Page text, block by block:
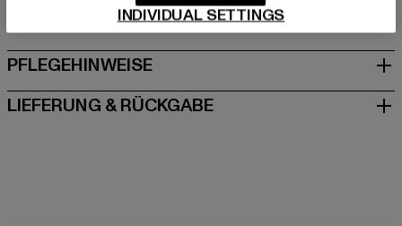
GRÖSSE & PASSFORM
PFLEGEHINWEISE
LIEFERUNG & RÜCKGABE
INDIVIDUAL SETTINGS